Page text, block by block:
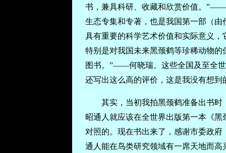
书，兼具科研、收藏和欣赏价值。
生态专集和专著，也是我国第一部（
具有重要的科学艺术价值和实际意义
特别是对我国未来黑颈鹤等珍稀动物
图书。”——何晓瑞。这些全国及至全
还写出这么高的评价，这是我没有想到
其实，当初我拍黑颈鹤准备出书
昭通人就应该在全世界出版第一本《
对照的。现在书出来了，感谢市委政
通人能在鸟类研究领域有一席天地而